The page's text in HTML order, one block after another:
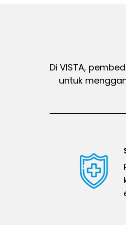
Di VISTA,
untuk